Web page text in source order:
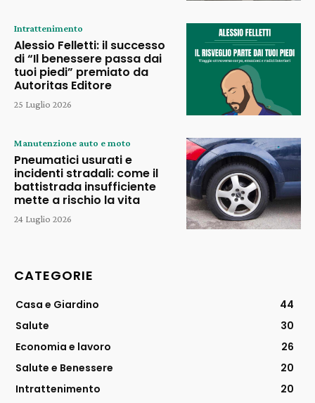
Intrattenimento
Alessio Felletti: il successo
di “Il benessere passa dai
tuoi piedi” premiato da
Autoritas Editore
25 Luglio 2026
Manutenzione auto e moto
Pneumatici usurati e
incidenti stradali: come il
battistrada insufficiente
mette a rischio la vita
24 Luglio 2026
CATEGORIE
Casa e Giardino
44
Salute
30
Economia e lavoro
26
Salute e Benessere
20
Intrattenimento
20